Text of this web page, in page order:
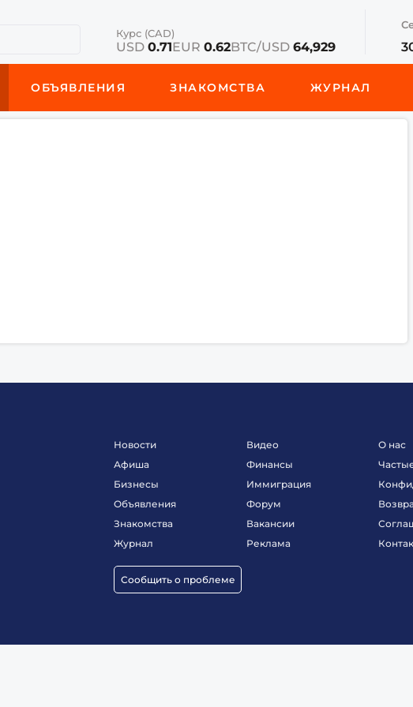
Курс (CAD)
USD 0.71EUR 0.62BTC/USD 64,929
ОБЪЯВЛЕНИЯ ЗНАКОМСТВА ЖУРНАЛ
Новости
Афиша
Бизнесы
Объявления
Знакомства
Журнал
Сообщить о проблеме
Видео
Финансы
Иммиграция
Форум
Вакансии
Реклама
О нас